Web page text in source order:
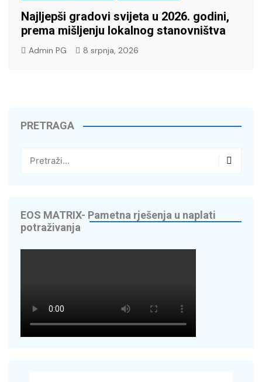
Najljepši gradovi svijeta u 2026. godini,
prema mišljenju lokalnog stanovništva
Admin PG 8 srpnja, 2026
PRETRAGA
EOS MATRIX- Pametna rješenja u naplati
potraživanja